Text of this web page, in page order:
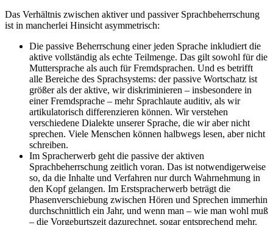
Das Verhältnis zwischen aktiver und passiver Sprachbeherrschung
ist in mancherlei Hinsicht asymmetrisch:
Die passive Beherrschung einer jeden Sprache inkludiert die
aktive vollständig als echte Teilmenge. Das gilt sowohl für die
Muttersprache als auch für Fremdsprachen. Und es betrifft
alle Bereiche des Sprachsystems: der passive Wortschatz ist
größer als der aktive, wir diskriminieren – insbesondere in
einer Fremdsprache – mehr Sprachlaute auditiv, als wir
artikulatorisch differenzieren können. Wir verstehen
verschiedene Dialekte unserer Sprache, die wir aber nicht
sprechen. Viele Menschen können halbwegs lesen, aber nicht
schreiben.
Im Spracherwerb geht die passive der aktiven
Sprachbeherrschung zeitlich voran. Das ist notwendigerweise
so, da die Inhalte und Verfahren nur durch Wahrnehmung in
den Kopf gelangen. Im Erstspracherwerb beträgt die
Phasenverschiebung zwischen Hören und Sprechen immerhin
durchschnittlich ein Jahr, und wenn man – wie man wohl muß
– die Vorgeburtszeit dazurechnet, sogar entsprechend mehr.